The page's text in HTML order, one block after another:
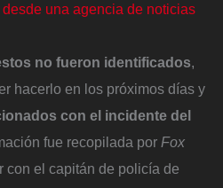
desde una agencia de noticias
no fueron identificados,
hacerlo en los próximos días y
con el incidente del
fue recopilada por Fox
con el capitán de policía de